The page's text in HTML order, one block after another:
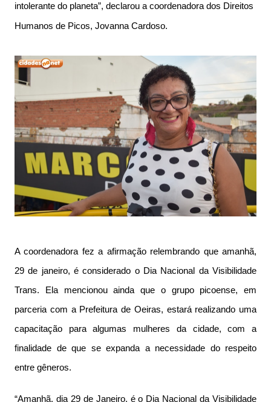
intolerante do planeta”, declarou a coordenadora dos Direitos
Humanos de Picos, Jovanna Cardoso.
A coordenadora fez a afirmação relembrando que amanhã,
29 de janeiro, é considerado o Dia Nacional da Visibilidade
Trans. Ela mencionou ainda que o grupo picoense, em
parceria com a Prefeitura de Oeiras, estará realizando uma
capacitação para algumas mulheres da cidade, com a
finalidade de que se expanda a necessidade do respeito
entre gêneros.
“Amanhã, dia 29 de Janeiro, é o Dia Nacional da Visibilidade